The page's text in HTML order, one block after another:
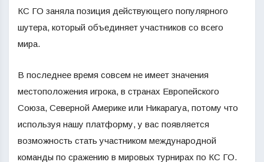
КС ГО заняла позиция действующего популярного
шутера, который объединяет участников со всего
мира.
В последнее время совсем не имеет значения
местоположения игрока, в странах Европейского
Союза, Северной Америке или Никарагуа, потому что
используя нашу платформу, у вас появляется
возможность стать участником международной
команды по сражению в мировых турнирах по КС ГО.